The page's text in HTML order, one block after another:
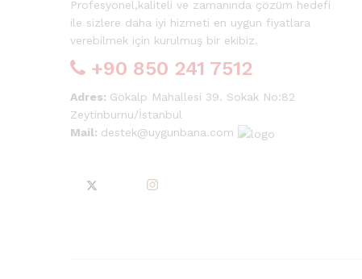
Profesyonel,kaliteli ve zamanında çözüm hedefi
ile sizlere daha iyi hizmeti en uygun fiyatlara
verebilmek için kurulmuş bir ekibiz.
+90 850 241 7512
Adres: Gökalp Mahallesi 39. Sokak No:82
Zeytinburnu/İstanbul
Mail: destek@uygunbana.com